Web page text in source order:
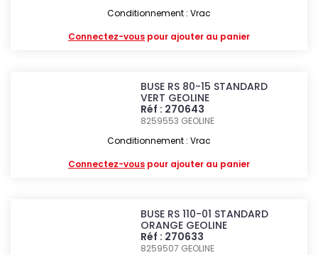
Conditionnement : Vrac
Connectez-vous pour ajouter au panier
BUSE RS 80-15 STANDARD
VERT GEOLINE
Réf : 270643
8259553 GEOLINE
Conditionnement : Vrac
Connectez-vous pour ajouter au panier
BUSE RS 110-01 STANDARD
ORANGE GEOLINE
Réf : 270633
8259507 GEOLINE